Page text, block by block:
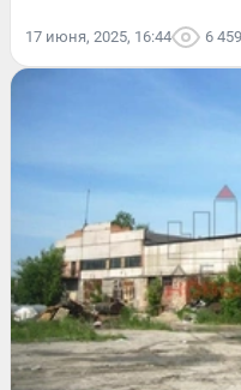
17 июня, 2025, 16:44 6 459